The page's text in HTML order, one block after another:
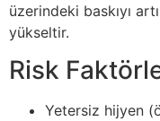
üzerindeki baskıyı
yükseltir.
Risk
Yetersiz hijyen